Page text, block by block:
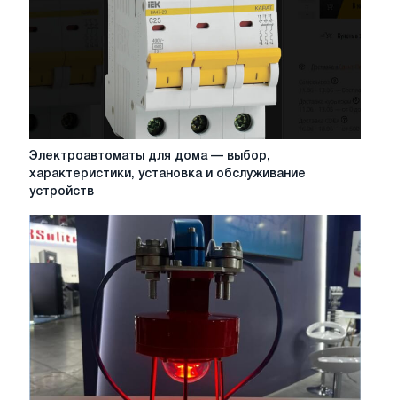
Электроавтоматы
дома
выбор,
характеристики,
установка
обслуживание
устройств
Электроавтоматы для дома — выбор,
характеристики, установка и обслуживание
устройств